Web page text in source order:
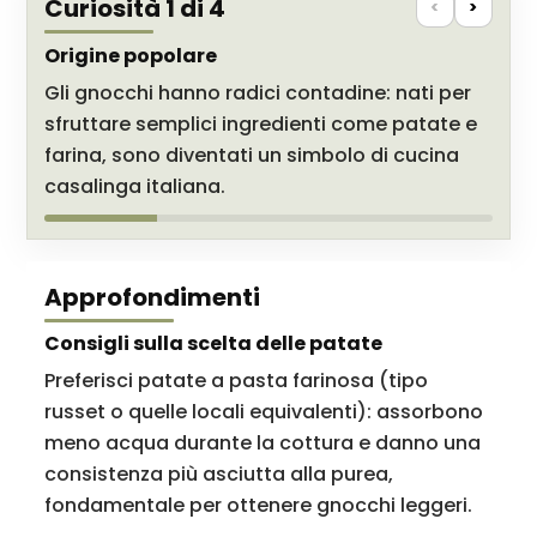
Curiosità 1 di 4 < >
Origine popolare
Gli gnocchi hanno radici contadine: nati per
sfruttare semplici ingredienti come patate e
farina, sono diventati un simbolo di cucina
casalinga italiana.
Approfondimenti
Consigli sulla scelta delle patate
Preferisci patate a pasta farinosa (tipo
russet o quelle locali equivalenti): assorbono
meno acqua durante la cottura e danno una
consistenza più asciutta alla purea,
fondamentale per ottenere gnocchi leggeri.